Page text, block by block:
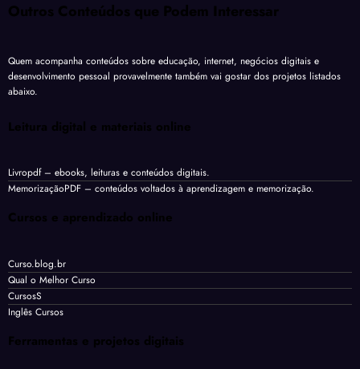
Outros Conteúdos que Podem Interessar
Quem acompanha conteúdos sobre educação, internet, negócios digitais e
desenvolvimento pessoal provavelmente também vai gostar dos projetos listados
abaixo.
Leitura digital e materiais online
Livropdf– ebooks, leituras e conteúdos digitais.
MemorizaçãoPDF – conteúdos voltados à aprendizagem e memorização.
Cursos e aprendizado online
Curso.blog.br
Qual o Melhor Curso
CursosS
Inglês Cursos
Ferramentas e projetos digitais